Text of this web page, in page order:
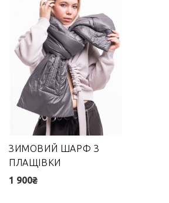
ЗИМОВИЙ ШАРФ З
ПЛАЩІВКИ
1 900₴